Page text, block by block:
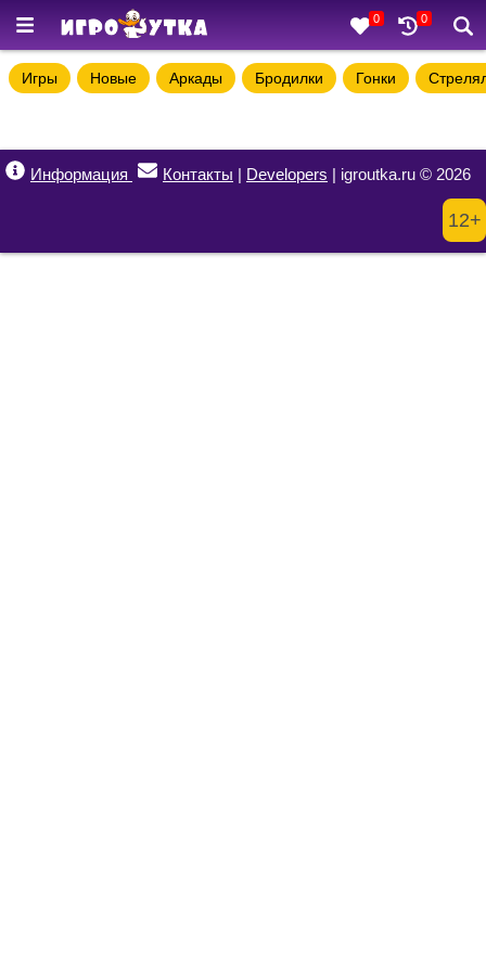
0 0
Игры Новые Аркады Бродилки Гонки
Информация Контакты | Developers | igroutka.ru © 2026
12+